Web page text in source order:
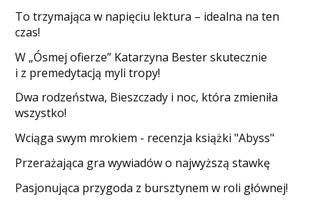
​To trzymająca w napięciu lektura – idealna na ten
czas!
W „Ósmej ofierze” Katarzyna Bester skutecznie
i z premedytacją myli tropy!
Dwa rodzeństwa, Bieszczady i noc, która zmieniła
wszystko!
Wciąga swym mrokiem - recenzja książki "Abyss"
​Przerażająca gra wywiadów o najwyższą stawkę
Pasjonująca przygoda z bursztynem w roli głównej!